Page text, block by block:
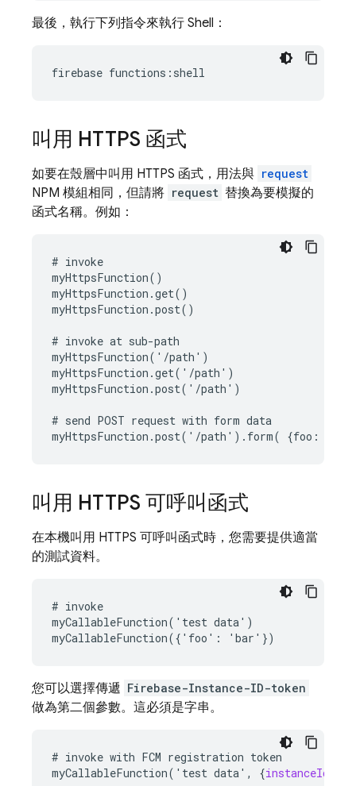
最後，執行下列指令來執行 Shell：
叫用 HTTPS 函式
如要在殼層中叫用 HTTPS 函式，用法與 request
NPM 模組相同，但請將 request 替換為要模擬的
函式名稱。例如：
# invoke
myHttpsFunction()
myHttpsFunction.get()
myHttpsFunction.post()
# invoke at sub-path
myHttpsFunction('/path')
myHttpsFunction.get('/path')
myHttpsFunction.post('/path')
# send POST request with form data
叫用 HTTPS 可呼叫函式
在本機叫用 HTTPS 可呼叫函式時，您需要提供適當
的測試資料。
# invoke
myCallableFunction('test data')
您可以選擇傳遞 Firebase-Instance-ID-token
做為第二個參數。這必須是字串。
# invoke with FCM registration token
myCallableFunction(' test data', {